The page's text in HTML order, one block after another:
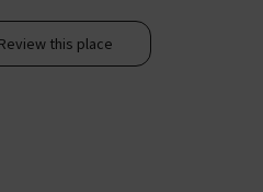
Review this place